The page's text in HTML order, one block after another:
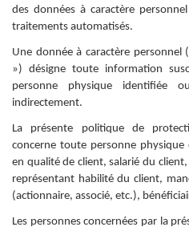
des données à caractère
traitements automatisés.
Une donnée à caractère personnel
») désigne toute information
personne physique identifiée
indirectement.
La présente politique de
concerne toute personne physique
en qualité de client, salarié du
représentant habilité du client,
(actionnaire, associé, etc.),
Les personnes concernées par la